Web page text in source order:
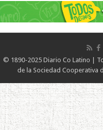
© 1890-2025 Diario Co Latino |
de la Sociedad Cooperativa